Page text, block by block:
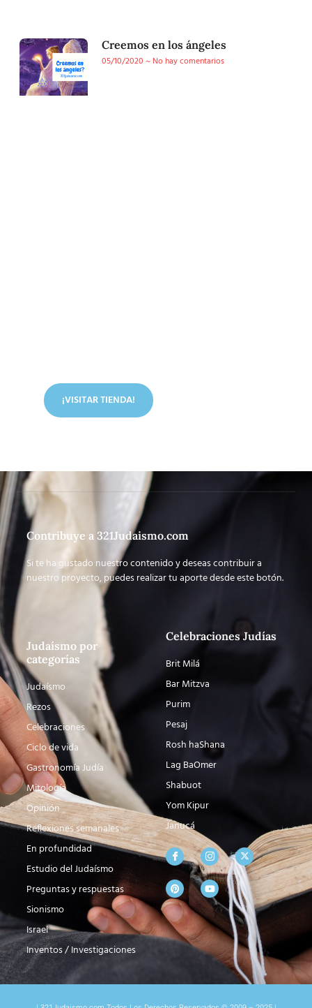
Creemos en los ángeles
05/10/2020
No hay comentarios
¡VISITAR TIENDA!
Contribuye a 321Judaismo.com
Si te ha gustado nuestro contenido y deseas contribuir a
nuestro proyecto, puedes realizar tu aporte desde este botón.
Judaísmo por
categorías
Judaísmo
Rezos
Celebraciones
Ciclo de vida
Gastronomía Judía
Mitología
Opinión
Reflexiones semanales
En profundidad
Estudio del Judaísmo
Preguntas y respuestas
Sionismo
Israel
Inventos / Investigaciones
Celebraciones Judías
Brit Milá
Bar Mitzva
Purim
Pesaj
Rosh haShana
Lag BaOmer
Shabuot
Yom Kipur
Janucá